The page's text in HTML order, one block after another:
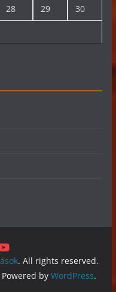
28 29 30
. All rights reserved.
by WordPress.